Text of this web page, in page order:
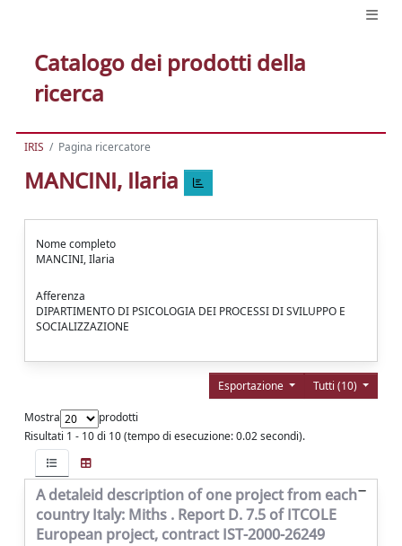
Catalogo dei prodotti della
ricerca
IRIS Pagina ricercatore
MANCINI, Ilaria
Nome completo
MANCINI, Ilaria
Afferenza
DIPARTIMENTO DI PSICOLOGIA DEI PROCESSI DI SVILUPPO E
SOCIALIZZAZIONE
Tutti (10)
Esportazione
Mostra
prodotti
Risultati 1 - 10 di 10 (tempo di esecuzione: 0.02 secondi).
A detaleid description of one project from each
country Italy: Miths . Report D. 7.5 of ITCOLE
European project, contract IST-2000-26249